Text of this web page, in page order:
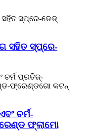
ସହିତ ସ୍ପ୍ରେ-
ଚର୍ମ-
ଫ୍ଲାମୋ